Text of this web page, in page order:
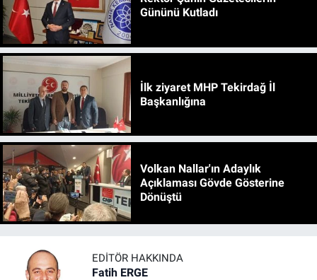
Gününü Kutladı
İlk ziyaret MHP Tekirdağ İl
Başkanlığına
Volkan Nallar'ın Adaylık
Açıklaması Gövde Gösterine
Dönüştü
EDITÖR HAKKINDA
Fatih ERGE